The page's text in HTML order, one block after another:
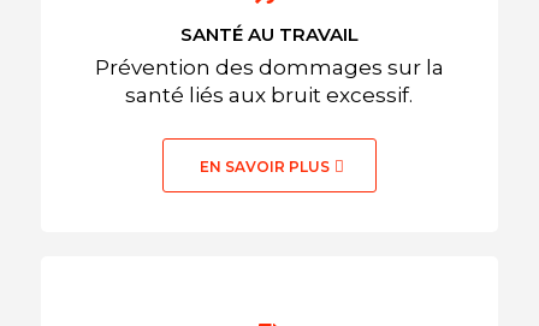
SANTÉ AU TRAVAIL
Prévention des dommages sur la
santé liés aux bruit excessif.
EN SAVOIR PLUS